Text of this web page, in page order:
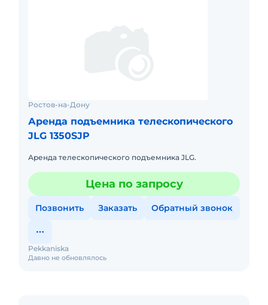
Ростов-на-Дону
Аренда подъемника телескопического
JLG 1350SJP
Аренда телескопического подъемника JLG.
Цена по запросу
Позвонить Заказать Обратный звонок
Давно не обновлялось
Pekkaniska